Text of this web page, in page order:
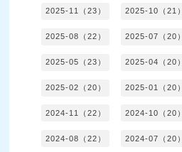
2025-11（23） 2025-10（21）
2025-08（22） 2025-07（20）
2025-05（23） 2025-04（20）
2025-02（20） 2025-01（20）
2024-11（22） 2024-10（20）
2024-08（22） 2024-07（20）